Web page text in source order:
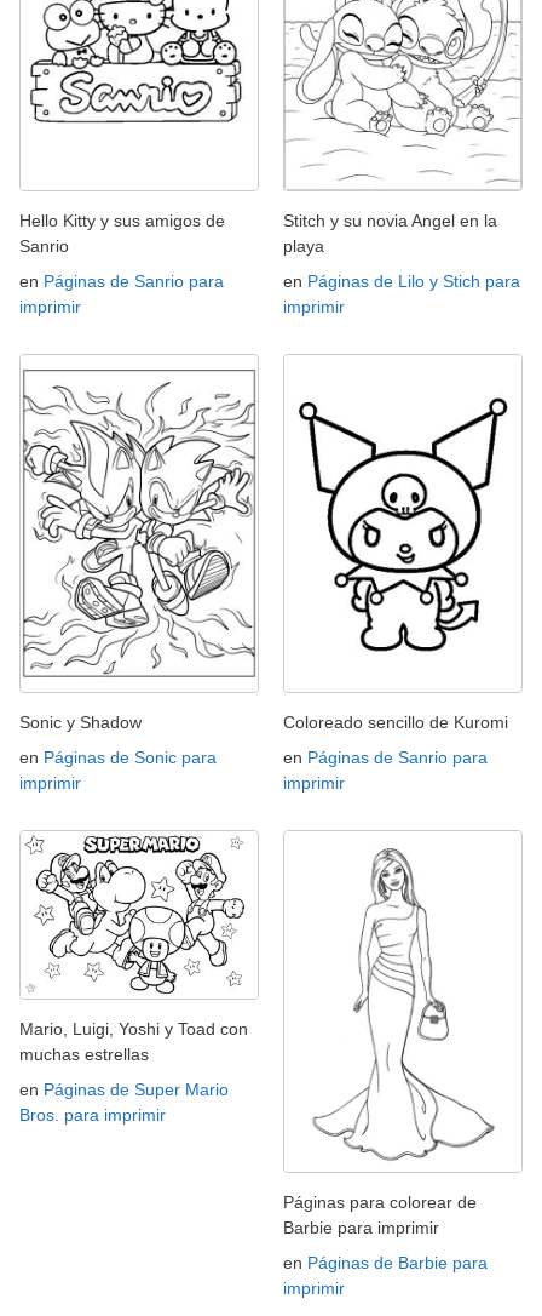
Hello Kitty y sus amigos de
Sanrio
en Páginas de Sanrio para
imprimir
Stitch y su novia Angel en la
playa
en Páginas de Lilo y Stich para
imprimir
Sonic y Shadow
en Páginas de Sonic para
imprimir
Coloreado sencillo de Kuromi
en Páginas de Sanrio para
imprimir
Mario, Luigi, Yoshi y Toad con
muchas estrellas
en Páginas de Super Mario
Bros. para imprimir
Páginas para colorear de
Barbie para imprimir
en Páginas de Barbie para
imprimir